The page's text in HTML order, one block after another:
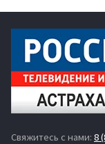
Свяжитесь с нами: 8